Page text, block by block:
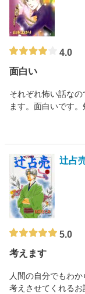
4.0
面白い
それぞれ怖い話な
ます。面白いです。
辻占
5.0
考えます
人間の自分でもわ
考えさせてくれる